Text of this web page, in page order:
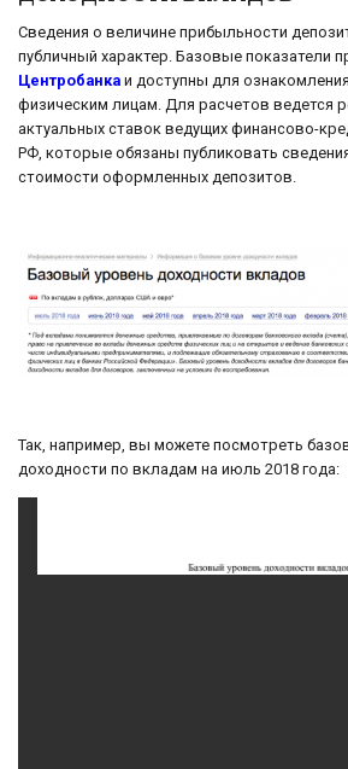
Сведения о величине прибыльности
публичный характер. Базовые показатели
Центробанка и доступны для
физическим лицам. Для расчетов ведется
актуальных ставок ведущих финансово-
РФ, которые обязаны публиковать
стоимости оформленных депозитов.
Так, например, вы можете посмотреть
доходности по вкладам на июль 2018 года: